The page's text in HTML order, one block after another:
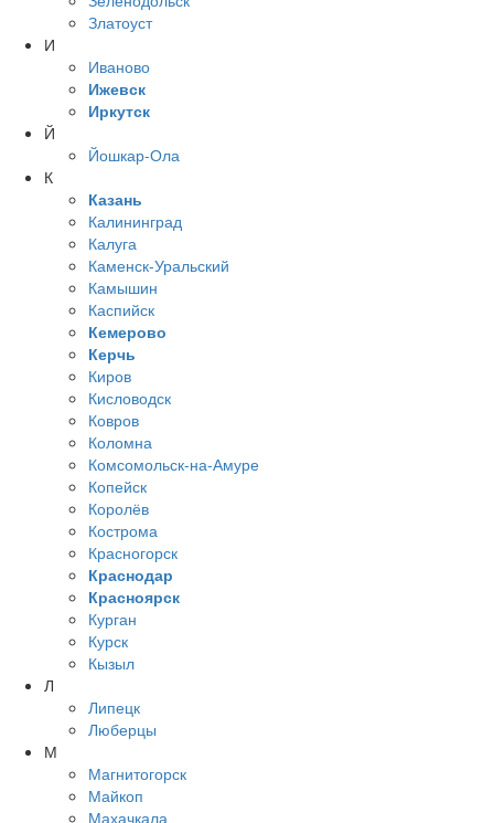
Златоуст
И
Иваново
Ижевск
Иркутск
Й
Йошкар-Ола
К
Казань
Калининград
Калуга
Каменск-Уральский
Камышин
Каспийск
Кемерово
Керчь
Киров
Кисловодск
Ковров
Коломна
Комсомольск-на-Амуре
Копейск
Королёв
Кострома
Красногорск
Краснодар
Красноярск
Курган
Курск
Кызыл
Л
Липецк
Люберцы
М
Магнитогорск
Майкоп
Махачкала